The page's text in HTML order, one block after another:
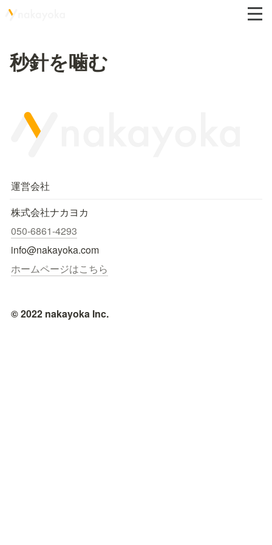
秒針を噛む
運営会社
株式会社ナカヨカ
050-6861-4293
info@nakayoka.com
ホームページはこちら
© 2022 nakayoka Inc.